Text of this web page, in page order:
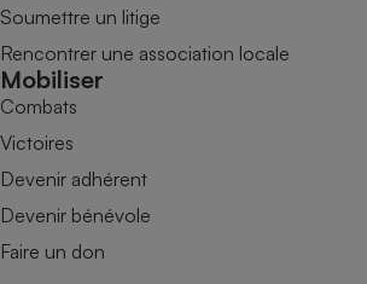
Soumettre un litige
Rencontrer une association locale
Mobiliser
Combats
Victoires
Devenir adhérent
Devenir bénévole
Faire un don